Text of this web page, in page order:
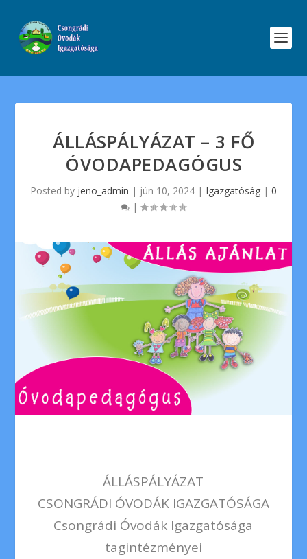
ÁLLÁSPÁLYÁZAT – 3 FŐ
ÓVODAPEDAGÓGUS
Posted by jeno_admin | jún 10, 2024 | Igazgatóság | 0
|
ÁLLÁSPÁLYÁZAT
CSONGRÁDI ÓVODÁK IGAZGATÓSÁGA
Csongrádi Óvodák Igazgatósága
tagintézményei